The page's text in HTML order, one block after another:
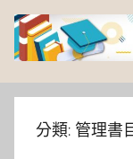
Skip
content
臺
灣
分類: 管理書